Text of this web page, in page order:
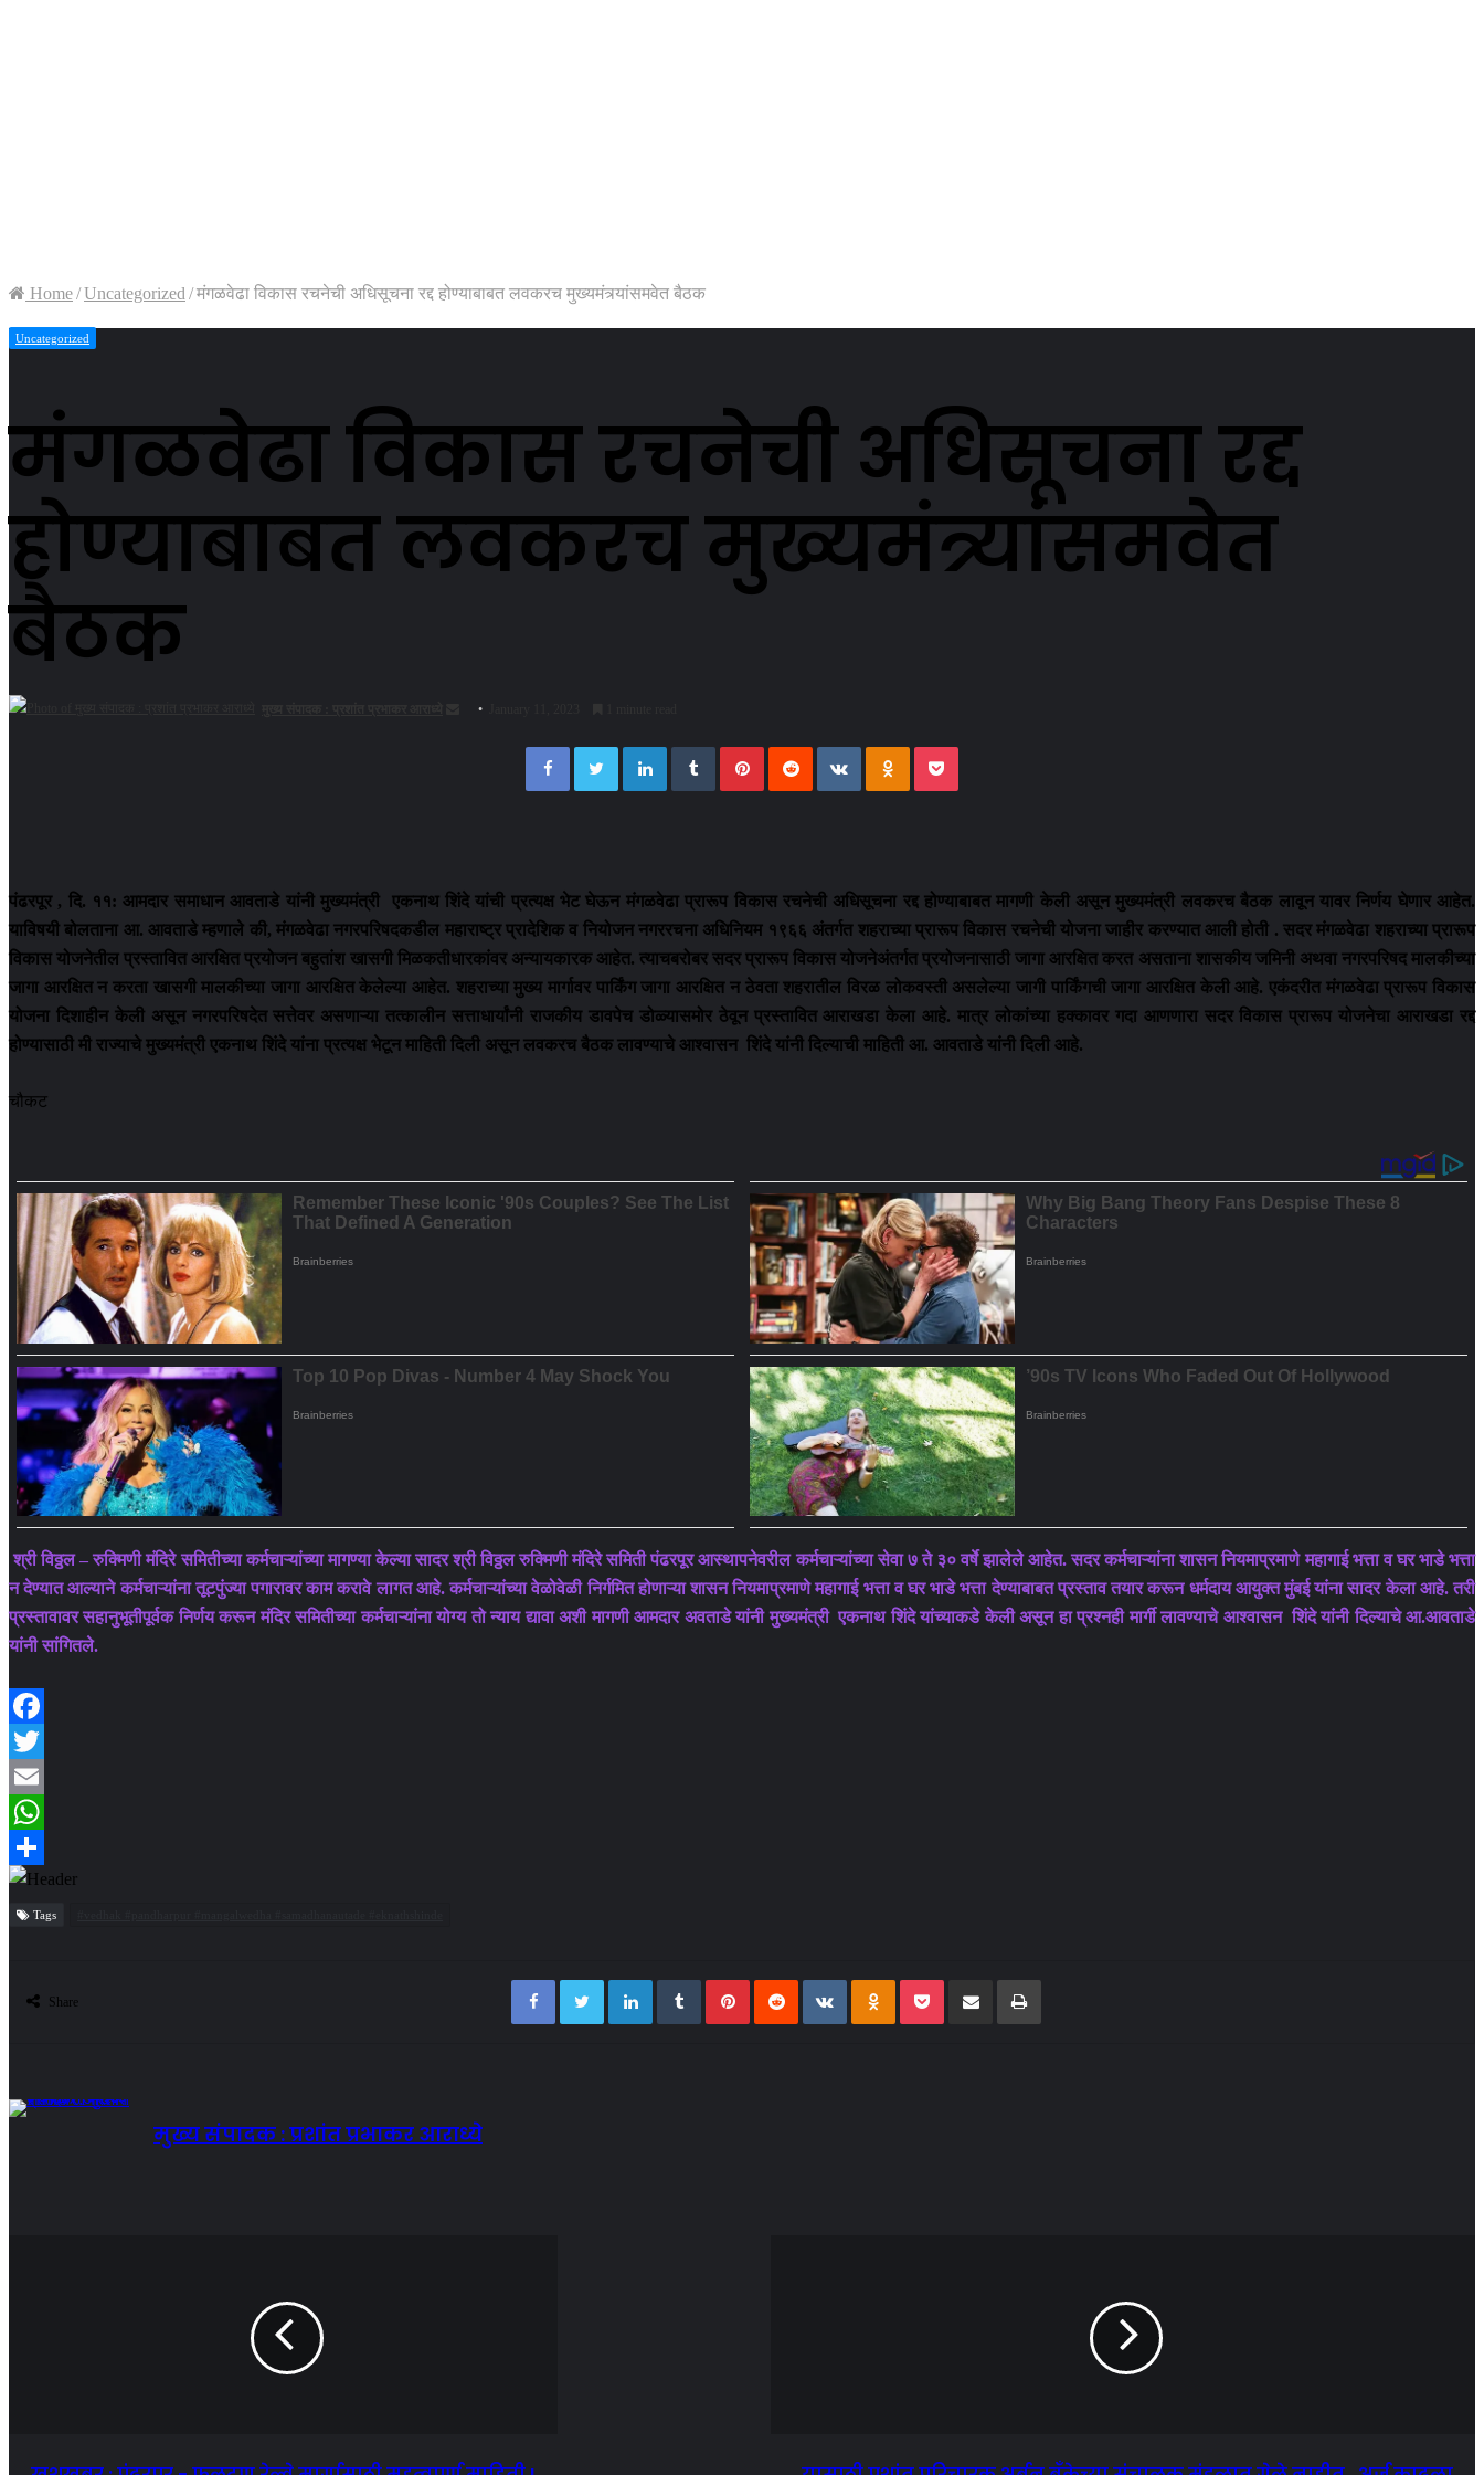
Home/Uncategorized /मंगळवेढा विकास रचनेची अधिसूचना रद्द होण्याबाबत लवकरच मुख्यमंत्र्यांसमवेत बैठक
Uncategorized
मंगळवेढा विकास रचनेची अधिसूचना रद्द
होण्याबाबत लवकरच मुख्यमंत्र्यांसमवेत
बैठक
Send
FacebookTwitterLinkedInTumblrPinterestRedditVKontakteOdnoklassniki
Pocket
पंढरपूर , दि. ११: आमदार समाधान आवताडे यांनी मुख्यमंत्री एकनाथ शिंदे यांची प्रत्यक्ष भेट घेऊन मंगळवेढा प्रारूप विकास रचनेची अधिसूचना रद्द होण्याबाबत मागणी केली असून मुख्यमंत्री लवकरच बैठक लावून यावर निर्णय घेणार आहेत.
याविषयी बोलताना आ. आवताडे म्हणाले की, मंगळवेढा नगरपरिषदकडील महाराष्ट्र प्रादेशिक व नियोजन नगररचना अधिनियम १९६६ अंतर्गत शहराच्या प्रारूप विकास रचनेची योजना जाहीर करण्यात आली होती . सदर मंगळवेढा शहराच्या प्रारूप
विकास योजनेतील प्रस्तावित आरक्षित प्रयोजन बहुतांश खासगी मिळकतीधारकांवर अन्यायकारक आहेत. त्याचबरोबर सदर प्रारूप विकास योजनेअंतर्गत प्रयोजनासाठी जागा आरक्षित करत असताना शासकीय जमिनी अथवा नगरपरिषद मालकीच्या
जागा आरक्षित न करता खासगी मालकीच्या जागा आरक्षित केलेल्या आहेत. शहराच्या मुख्य मार्गावर पार्किंग जागा आरक्षित न ठेवता शहरातील विरळ लोकवस्ती असलेल्या जागी पार्किंगची जागा आरक्षित केली आहे. एकंदरीत मंगळवेढा प्रारूप विकास
योजना दिशाहीन केली असून नगरपरिषदेत सत्तेवर असणाऱ्या तत्कालीन सत्ताधार्यांनी राजकीय डावपेच डोळ्यासमोर ठेवून प्रस्तावित आराखडा केला आहे. मात्र लोकांच्या हक्कावर गदा आणणारा सदर विकास प्रारूप योजनेचा आराखडा रद्द
होण्यासाठी मी राज्याचे मुख्यमंत्री एकनाथ शिंदे यांना प्रत्यक्ष भेटून माहिती दिली असून लवकरच बैठक लावण्याचे आश्वासन शिंदे यांनी दिल्याची माहिती आ. आवताडे यांनी दिली आहे.
चौकट
श्री विठ्ठल – रुक्मिणी मंदिरे समितीच्या कर्मचाऱ्यांच्या मागण्या केल्या सादर श्री विठ्ठल रुक्मिणी मंदिरे समिती पंढरपूर आस्थापनेवरील कर्मचाऱ्यांच्या सेवा ७ ते ३० वर्षे झालेले आहेत. सदर कर्मचाऱ्यांना शासन नियमाप्रमाणे महागाई भत्ता व घर भाडे भत्ता
न देण्यात आल्याने कर्मचाऱ्यांना तूटपुंज्या पगारावर काम करावे लागत आहे. कर्मचाऱ्यांच्या वेळोवेळी निर्गमित होणाऱ्या शासन नियमाप्रमाणे महागाई भत्ता व घर भाडे भत्ता देण्याबाबत प्रस्ताव तयार करून धर्मदाय आयुक्त मुंबई यांना सादर केला आहे. तरी
प्रस्तावावर सहानुभूतीपूर्वक निर्णय करून मंदिर समितीच्या कर्मचाऱ्यांना योग्य तो न्याय द्यावा अशी मागणी आमदार अवताडे यांनी मुख्यमंत्री एकनाथ शिंदे यांच्याकडे केली असून हा प्रश्नही मार्गी लावण्याचे आश्वासन शिंदे यांनी दिल्याचे आ.आवताडे
यांनी सांगितले.
Facebook
Twitter
Email
WhatsApp
Share
Tags
Share
FacebookTwitterLinkedInTumblrPinterestRedditVKontakteOdnoklassniki
Pocket Share via Email Print
मुख्य संपादक : प्रशांत प्रभाकर आराध्ये